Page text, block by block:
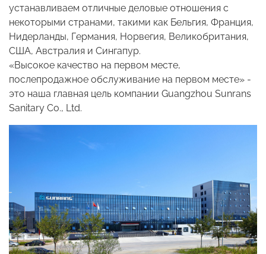
устанавливаем отличные деловые отношения с
некоторыми странами, такими как Бельгия, Франция,
Нидерланды, Германия, Норвегия, Великобритания,
США, Австралия и Сингапур.
«Высокое качество на первом месте,
послепродажное обслуживание на первом месте» -
это наша главная цель компании Guangzhou Sunrans
Sanitary Co., Ltd.